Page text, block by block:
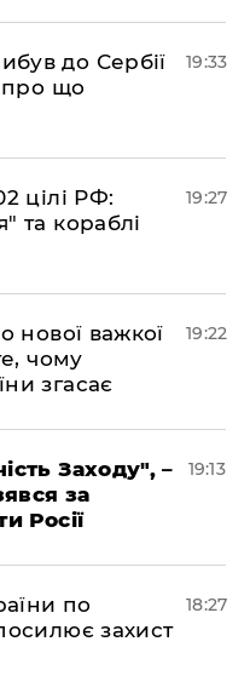
до Сербії
про що
19:33
цілі РФ:
та кораблі
19:27
нової важкої
чому
згасає
19:22
Заходу", –
за
Росії
19:13
по
захист
18:27